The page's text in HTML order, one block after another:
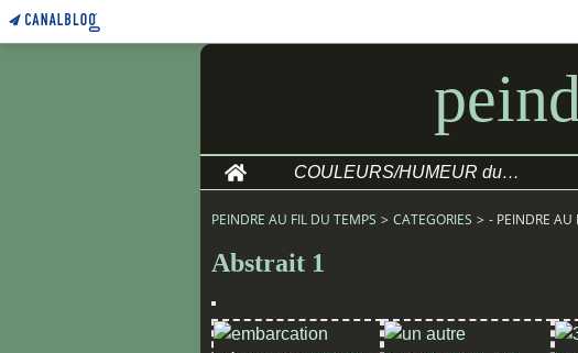
Home COULEURS/HUMEUR du jour
PEINDRE AU FIL DU TEMPS > CATEGORIES > - PEINDRE AU
Abstrait 1